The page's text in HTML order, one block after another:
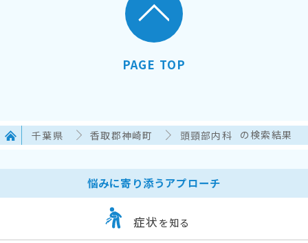
PAGE TOP
千葉県 香取郡神崎町 頭頸部内科 の検索結果
悩みに寄り添うアプローチ
症状 を知る